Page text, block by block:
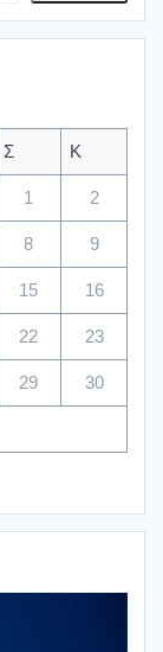
Σ Κ
1 2
8 9
15 16
22 23
29 30